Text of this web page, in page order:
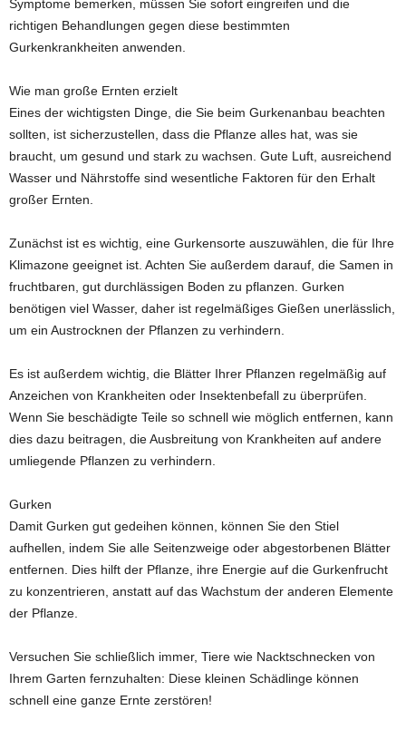
Symptome bemerken, müssen Sie sofort eingreifen und die
richtigen Behandlungen gegen diese bestimmten
Gurkenkrankheiten anwenden.
Wie man große Ernten erzielt
Eines der wichtigsten Dinge, die Sie beim Gurkenanbau beachten
sollten, ist sicherzustellen, dass die Pflanze alles hat, was sie
braucht, um gesund und stark zu wachsen. Gute Luft, ausreichend
Wasser und Nährstoffe sind wesentliche Faktoren für den Erhalt
großer Ernten.
Zunächst ist es wichtig, eine Gurkensorte auszuwählen, die für Ihre
Klimazone geeignet ist. Achten Sie außerdem darauf, die Samen in
fruchtbaren, gut durchlässigen Boden zu pflanzen. Gurken
benötigen viel Wasser, daher ist regelmäßiges Gießen unerlässlich,
um ein Austrocknen der Pflanzen zu verhindern.
Es ist außerdem wichtig, die Blätter Ihrer Pflanzen regelmäßig auf
Anzeichen von Krankheiten oder Insektenbefall zu überprüfen.
Wenn Sie beschädigte Teile so schnell wie möglich entfernen, kann
dies dazu beitragen, die Ausbreitung von Krankheiten auf andere
umliegende Pflanzen zu verhindern.
Gurken
Damit Gurken gut gedeihen können, können Sie den Stiel
aufhellen, indem Sie alle Seitenzweige oder abgestorbenen Blätter
entfernen. Dies hilft der Pflanze, ihre Energie auf die Gurkenfrucht
zu konzentrieren, anstatt auf das Wachstum der anderen Elemente
der Pflanze.
Versuchen Sie schließlich immer, Tiere wie Nacktschnecken von
Ihrem Garten fernzuhalten: Diese kleinen Schädlinge können
schnell eine ganze Ernte zerstören!